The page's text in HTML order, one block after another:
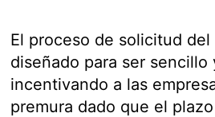
El proceso de solicitud del
diseñado para ser sencillo
incentivando a las
premura dado que el